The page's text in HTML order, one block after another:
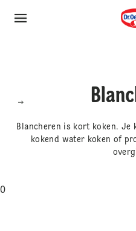
Blancheren is kort koken.
kokend water koken of
0